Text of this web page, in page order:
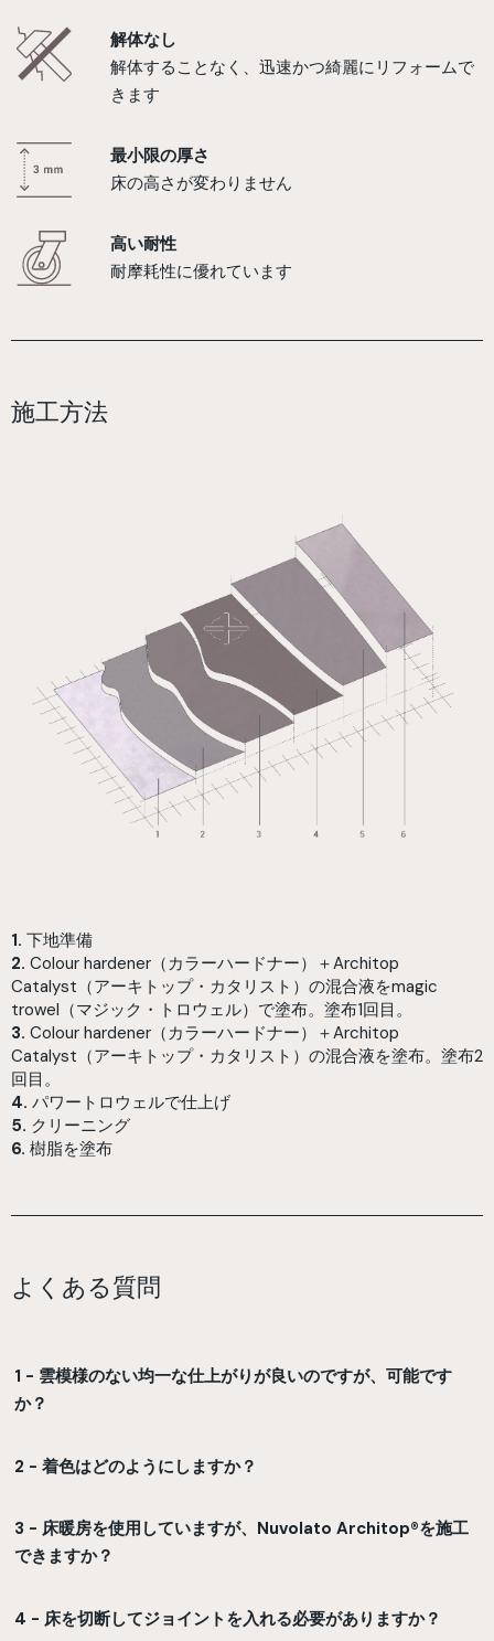
解体なし
解体することなく、迅速かつ綺麗にリフォームで
きます
最小限の厚さ
床の高さが変わりません
高い耐性
耐摩耗性に優れています
施工方法
1. 下地準備
2. Colour hardener（カラーハードナー）＋Architop
Catalyst（アーキトップ・カタリスト）の混合液をmagic
trowel（マジック・トロウェル）で塗布。塗布1回目。
3. Colour hardener（カラーハードナー）＋Architop
Catalyst（アーキトップ・カタリスト）の混合液を塗布。塗布2
回目。
4. パワートロウェルで仕上げ
5. クリーニング
6. 樹脂を塗布
よくある質問
1 - 雲模様のない均一な仕上がりが良いのですが、可能です
か？
2 - 着色はどのようにしますか？
3 - 床暖房を使用していますが、Nuvolato Architop®を施工
できますか？
4 - 床を切断してジョイントを入れる必要がありますか？